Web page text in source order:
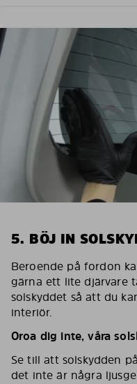
5. BÖJ IN
Beroende på fordon
gärna ett lite djärvare
solskyddet så att du
interiör.
Oroa dig inte, våra
Se till att solskydden
det inte är några